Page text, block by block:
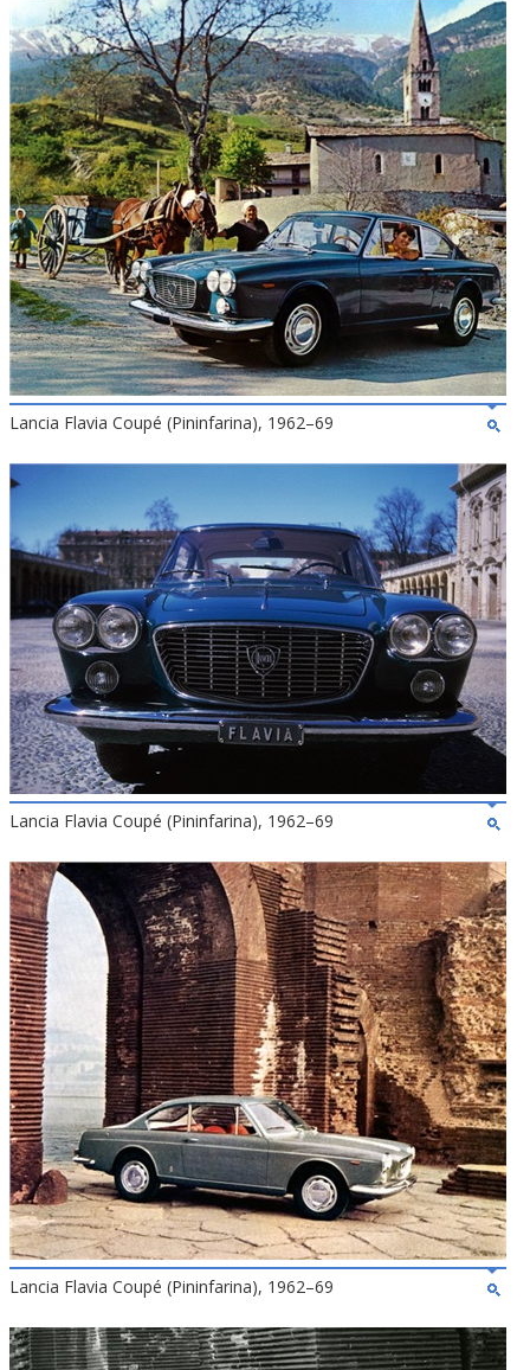
Lancia Flavia Coupé (Pininfarina), 1962–69
Lancia Flavia Coupé (Pininfarina), 1962–69
Lancia Flavia Coupé (Pininfarina), 1962–69